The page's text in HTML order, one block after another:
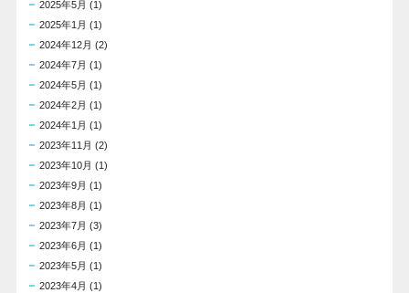
2025年5月 (1)
2025年1月 (1)
2024年12月 (2)
2024年7月 (1)
2024年5月 (1)
2024年2月 (1)
2024年1月 (1)
2023年11月 (2)
2023年10月 (1)
2023年9月 (1)
2023年8月 (1)
2023年7月 (3)
2023年6月 (1)
2023年5月 (1)
2023年4月 (1)